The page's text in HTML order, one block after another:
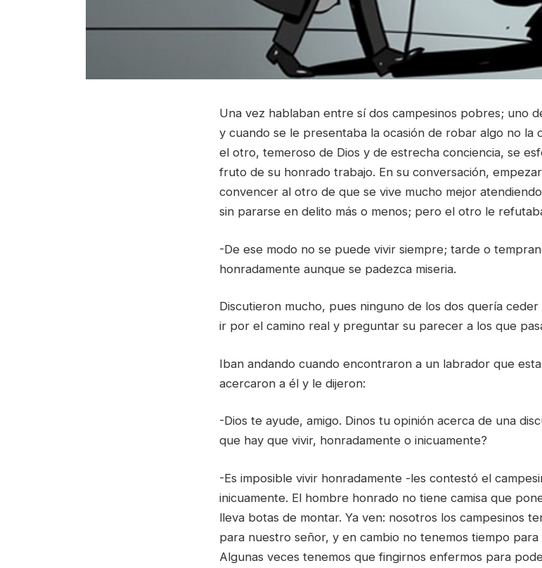
Una vez hablaban entre sí dos campesinos pobres; uno
y cuando se le presentaba la ocasión de robar algo no la
el otro, temeroso de Dios y de estrecha conciencia, se
fruto de su honrado trabajo. En su conversación,
convencer al otro de que se vive mucho mejor
sin pararse en delito más o menos; pero el otro le
-De ese modo no se puede vivir siempre; tarde o
honradamente aunque se padezca miseria.
Discutieron mucho, pues ninguno de los dos quería
ir por el camino real y preguntar su parecer a los que
Iban andando cuando encontraron a un labrador que
acercaron a él y le dijeron:
-Dios te ayude, amigo. Dinos tu opinión acerca de una
que hay que vivir, honradamente o inicuamente?
-Es imposible vivir honradamente -les contestó el
inicuamente. El hombre honrado no tiene camisa que
lleva botas de montar. Ya ven: nosotros los campesinos
para nuestro señor, y en cambio no tenemos tiempo
Algunas veces tenemos que fingirnos enfermos para